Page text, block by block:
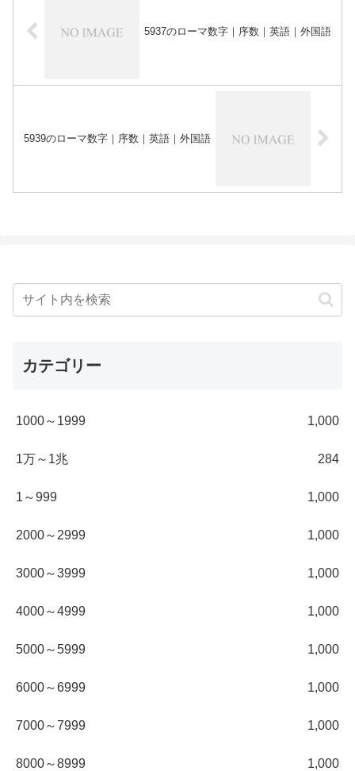
5937のローマ数字｜序数｜英語｜外国語
5939のローマ数字｜序数｜英語｜外国語
カテゴリー
1000～1999 1,000
1万～1兆 284
1～999 1,000
2000～2999 1,000
3000～3999 1,000
4000～4999 1,000
5000～5999 1,000
6000～6999 1,000
7000～7999 1,000
8000～8999 1,000